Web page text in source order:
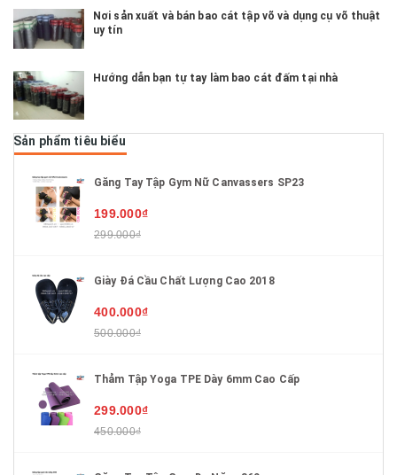
Nơi sản xuất và bán bao cát tập võ và dụng cụ võ thuật
uy tín
Hướng dẫn bạn tự tay làm bao cát đấm tại nhà
Sản phẩm tiêu biểu
Găng Tay Tập Gym Nữ Canvassers SP23
199.000₫
299.000₫
Giày Đá Cầu Chất Lượng Cao 2018
400.000₫
500.000₫
Thảm Tập Yoga TPE Dày 6mm Cao Cấp
299.000₫
450.000₫